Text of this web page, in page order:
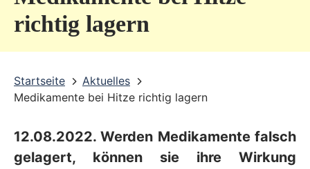
richtig lagern
Startseite
Aktuelles
Medikamente bei Hitze richtig lagern
12.08.2022. Werden Medikamente falsch
gelagert, können sie ihre Wirkung